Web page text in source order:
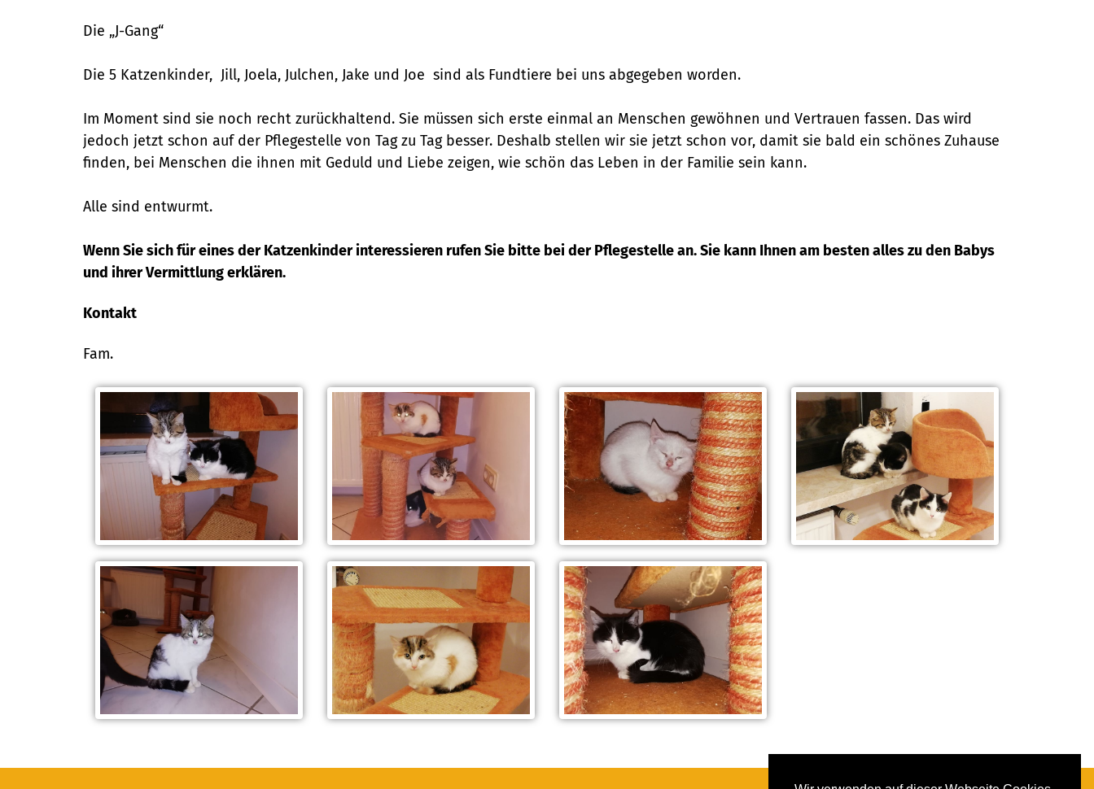
Die „J-Gang“
Die 5 Katzenkinder, Jill, Joela, Julchen, Jake und Joe sind als Fundtiere bei uns abgegeben worden.
Im Moment sind sie noch recht zurückhaltend. Sie müssen sich erste einmal an Menschen gewöhnen und Vertrauen fassen. Das wird
jedoch jetzt schon auf der Pflegestelle von Tag zu Tag besser. Deshalb stellen wir sie jetzt schon vor, damit sie bald ein schönes Zuhause
finden, bei Menschen die ihnen mit Geduld und Liebe zeigen, wie schön das Leben in der Familie sein kann.
Alle sind entwurmt.
Wenn Sie sich für eines der Katzenkinder interessieren rufen Sie bitte bei der Pflegestelle an. Sie kann Ihnen am besten alles zu den Babys
und ihrer Vermittlung erklären.
Kontakt
Fam.